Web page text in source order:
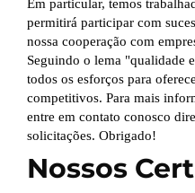
Em particular, temos
permitirá participar com
nossa cooperação com
Seguindo o lema "qualidade
todos os esforços para
competitivos. Para mais
entre em contato conosco
solicitações. Obrigado!
Nossos